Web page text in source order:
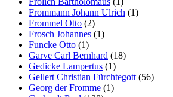
Frommann Johann Ulrich (1)
Frommel Otto (2)
Frosch Johannes (1)
Funcke Otto (1)
Garve Carl Bernhard (18)
Gedicke Lampertus (1)
Gellert Christian Fürchtegott (56)
Georg der Fromme (1)